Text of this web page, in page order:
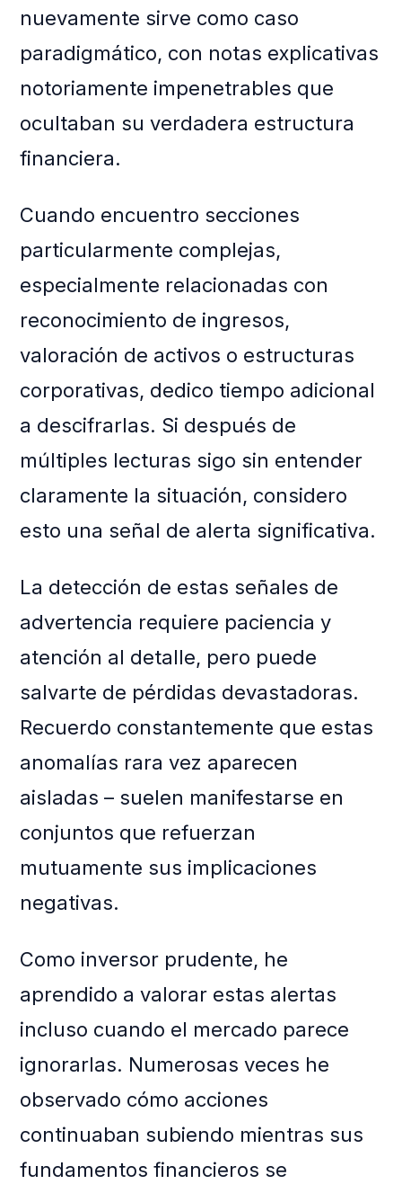
nuevamente sirve como caso
paradigmático, con notas explicativas
notoriamente impenetrables que
ocultaban su verdadera estructura
financiera.
Cuando encuentro secciones
particularmente complejas,
especialmente relacionadas con
reconocimiento de ingresos,
valoración de activos o estructuras
corporativas, dedico tiempo adicional
a descifrarlas. Si después de
múltiples lecturas sigo sin entender
claramente la situación, considero
esto una señal de alerta significativa.
La detección de estas señales de
advertencia requiere paciencia y
atención al detalle, pero puede
salvarte de pérdidas devastadoras.
Recuerdo constantemente que estas
anomalías rara vez aparecen
aisladas – suelen manifestarse en
conjuntos que refuerzan
mutuamente sus implicaciones
negativas.
Como inversor prudente, he
aprendido a valorar estas alertas
incluso cuando el mercado parece
ignorarlas. Numerosas veces he
observado cómo acciones
continuaban subiendo mientras sus
fundamentos financieros se